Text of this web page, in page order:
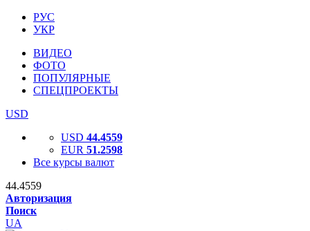
РУС
УКР
ВИДЕО
ФОТО
ПОПУЛЯРНЫЕ
СПЕЦПРОЕКТЫ
USD
USD 44.4559
EUR 51.2598
Все курсы валют
44.4559
Авторизация
Поиск
UA